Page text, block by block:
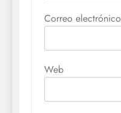
Correo electrónico
Web